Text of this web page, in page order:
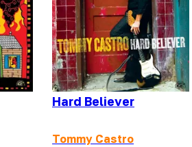
Hard Believer
Tommy Castro